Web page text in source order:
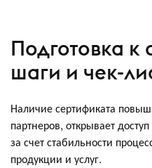
Подготовка
шаги и чек-
Наличие сертификата
партнеров, открывает
за счет стабильности
продукции и услуг.